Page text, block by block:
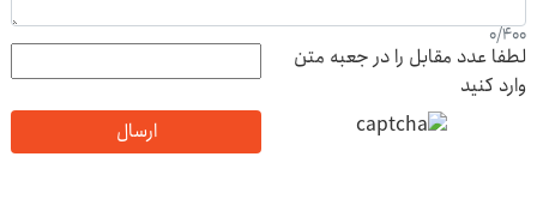
0/400
لطفا عدد مقابل را در جعبه متن
وارد کنید
ارسال